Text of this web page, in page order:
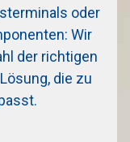
oder
Wir
der richtigen
die zu